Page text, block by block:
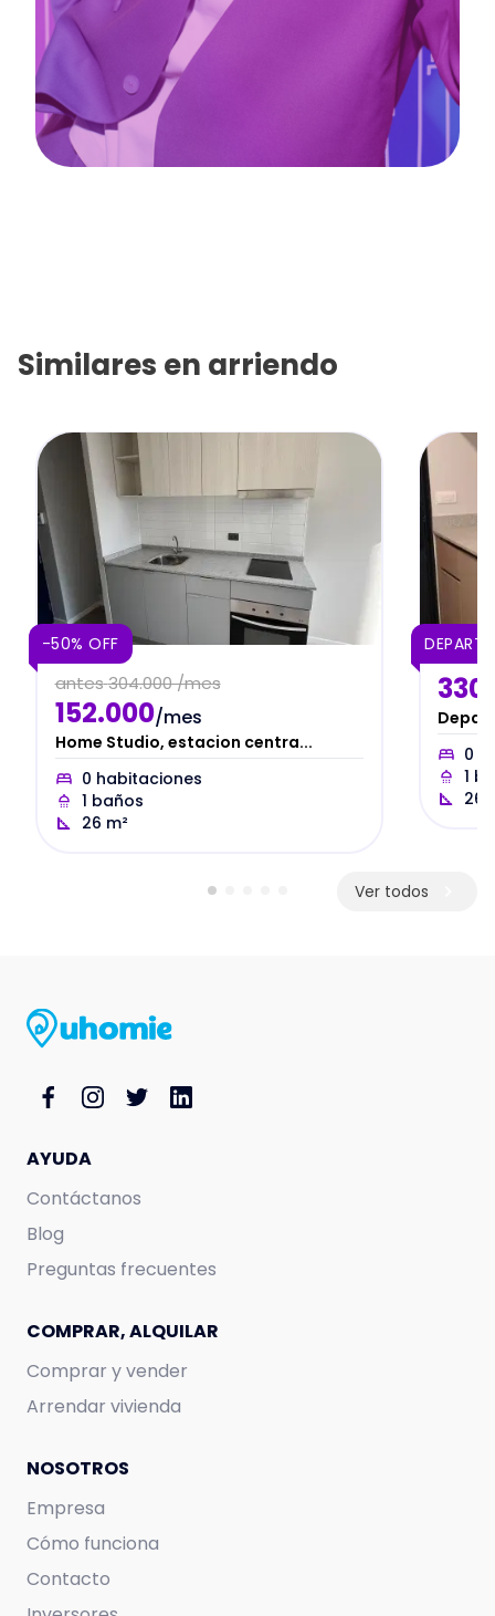
Similares en arriendo
-50% OFF
antes304.000 /mes
152.000/mes
Home Studio, estacion centra...
0 habitaciones
1 baños
26 m²
0
1
26
Ver todos
AYUDA
Contáctanos
Blog
Preguntas frecuentes
COMPRAR, ALQUILAR
Comprar y vender
Arrendar vivienda
NOSOTROS
Empresa
Cómo funciona
Contacto